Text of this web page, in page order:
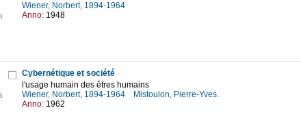
Wiener, Norbert, 1894-1964
Anno: 1948
Cybernétique et société
l'usage humain des êtres humains
Wiener, Norbert, 1894-1964
Mistoulon, Pierre-Yves.
Anno: 1962